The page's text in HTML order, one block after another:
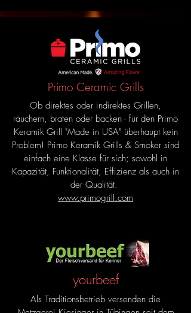
Primo Ceramic Grills
Ob direktes oder indirektes Grillen,
räuchern, braten oder backen - für den Primo
Keramik Grill "Made in USA" überhaupt kein
Problem! Primo Keramik Grills & Smoker sind
einfach eine Klasse für sich; sowohl in
Kapazität, Funktionalität, Effizienz als auch in
der Qualität.
www.primogrill.com
yourbeef
Als Traditionsbetrieb versenden die